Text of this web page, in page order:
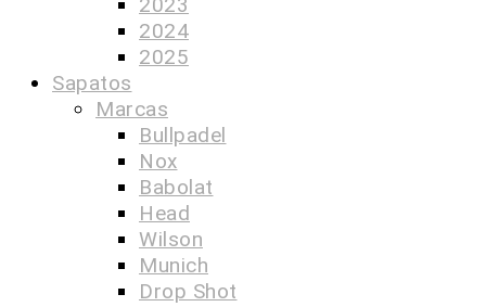
2024
2025
Sapatos
Marcas
Bullpadel
Nox
Babolat
Head
Wilson
Munich
Drop Shot